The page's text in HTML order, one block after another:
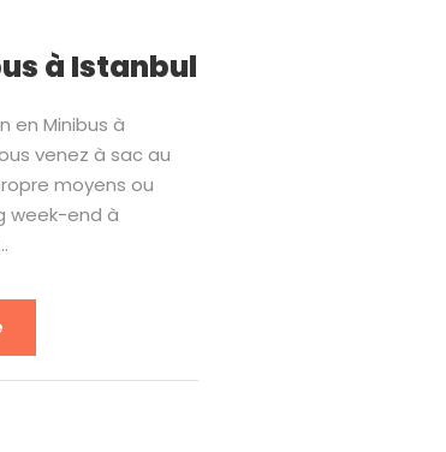
à Istanbul
en Minibus à
venez à sac au
moyens ou
week-end à